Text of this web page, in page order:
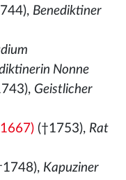
Benediktiner
Nonne
Geistlicher
(†1753), Rat
Kapuziner